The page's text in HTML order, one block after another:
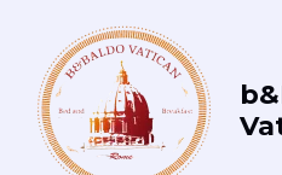
contenuto